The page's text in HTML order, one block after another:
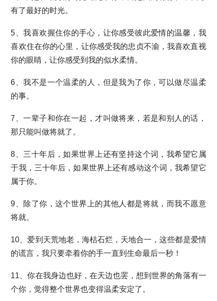
有了最好的时光。
5、我喜欢握住你的手心，让你感受彼此爱情的温馨，我
喜欢住在你的心里，让你感受我的忠贞不渝，我喜欢直视
你的眼睛，让你感受到我的似水柔情。
6、我不是一个温柔的人，但是我为了你，可以做尽温柔
的事。
7、一辈子和你在一起，才叫做将来，若是和别人的话，
那只能叫做将就了。
8、三十年后，如果世界上还有坚持这个词，我希望它属
于我，三十年后，如果世界上还有感动这个词，我希望它
属于你。
9、除了你，这个世界上的其他人都是将就，而我不愿意
将就。
10、爱到天荒地老，海枯石烂，天地合一，这些都是爱情
的谎言，我只要牵着你的手一直到生命最后一秒！
11、你在我身边也好，在天边也罢，想到世界的角落有一
个你，觉得整个世界也变得温柔安定了。